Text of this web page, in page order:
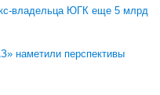
владельца ЮГК еще 5 млрд
наметили перспективы